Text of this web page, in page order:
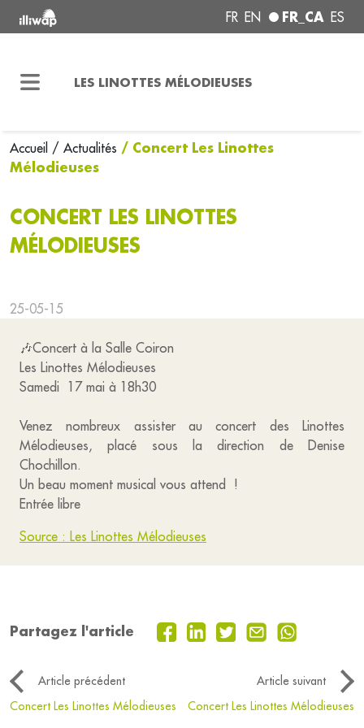
FR EN FR_CA ES
LES LINOTTES MÉLODIEUSES
Accueil / Actualités / Concert Les Linottes
Mélodieuses
CONCERT LES LINOTTES
MÉLODIEUSES
25-05-15
🎶Concert à la Salle Coiron
Les Linottes Mélodieuses
Samedi 17 mai à 18h30
Venez nombreux assister au concert des Linottes
Mélodieuses, placé sous la direction de Denise
Chochillon.
Un beau moment musical vous attend !
Entrée libre
Source : Les Linottes Mélodieuses
Partagez l'article
Article précédent
Article suivant
Concert Les Linottes Mélodieuses
Concert Les Linottes Mélodieuses